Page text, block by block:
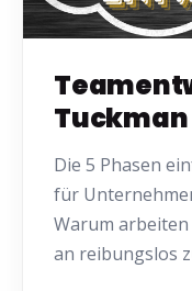
Tuckman
Die 5 Phasen
für
Warum
an reibungslos